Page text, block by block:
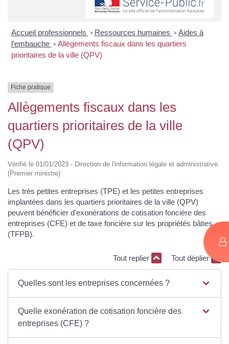
Accueil professionnels > Ressources humaines > Aides à
l'embauche > Allègements fiscaux dans les quartiers
prioritaires de la ville (QPV)
Fiche pratique
Allègements fiscaux dans les
quartiers prioritaires de la ville
(QPV)
Vérifié le 01/01/2023 - Direction de l'information légale et administrative
(Premier ministre)
Les très petites entreprises (TPE) et les petites entreprises
implantées dans les quartiers prioritaires de la ville (QPV)
peuvent bénéficier d'exonérations de cotisation foncière des
entreprises (CFE) et de taxe foncière sur les propriétés bâties
(TFPB).
Tout replier Tout déplier
Quelles sont les entreprises concernées ?
Quelle exonération de cotisation foncière des
entreprises (CFE) ?